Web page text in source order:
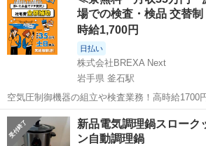
場での検査・検品 交替制
時給1,700円
日払い
株式会社BREXA Next
岩手県 釜石駅
空気圧制御機器の組立や検査業務！高時給1700
務！嬉しい寮費無料！ワンルーム寮完備★マイ
内に無料駐車場あり★！《岩手県釜石市》 人気の工場のお仕事 ◇空気
圧制御機器（シリンダ、バルブ...
岩手 釜石市 釜石駅 その他
新品電気調理鍋スローク
ン自動調理鍋